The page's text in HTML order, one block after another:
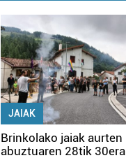
JAIAK
Brinkolako jaiak aurten
abuztuaren 28tik 30era